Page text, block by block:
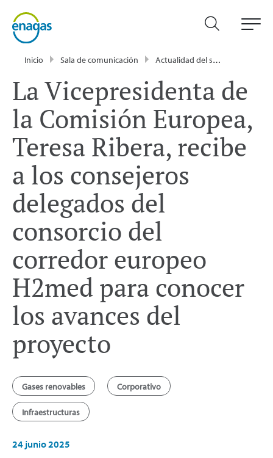
Inicio Sala de comunicación Actualidad del sector energético - Enagás
La Vicepresidenta de
la Comisión Europea,
Teresa Ribera, recibe
a los consejeros
delegados del
consorcio del
corredor europeo
H2med para conocer
los avances del
proyecto
Gases renovables Corporativo
Infraestructuras
24 junio 2025